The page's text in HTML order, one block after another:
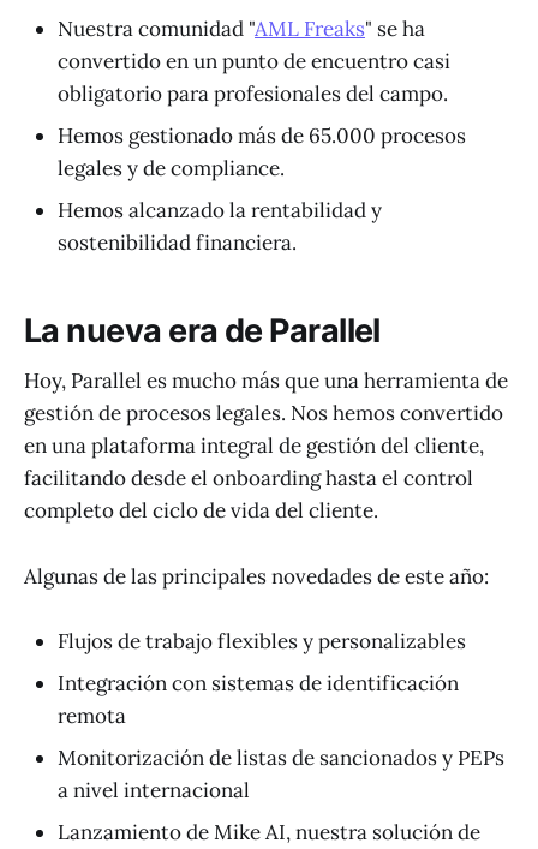
Nuestra comunidad "AML Freaks" se ha
convertido en un punto de encuentro casi
obligatorio para profesionales del campo.
Hemos gestionado más de 65.000 procesos
legales y de compliance.
Hemos alcanzado la rentabilidad y
sostenibilidad financiera.
La nueva era de Parallel
Hoy, Parallel es mucho más que una herramienta de
gestión de procesos legales. Nos hemos convertido
en una plataforma integral de gestión del cliente,
facilitando desde el onboarding hasta el control
completo del ciclo de vida del cliente.
Algunas de las principales novedades de este año:
Flujos de trabajo flexibles y personalizables
Integración con sistemas de identificación
remota
Monitorización de listas de sancionados y PEPs
a nivel internacional
Lanzamiento de Mike AI, nuestra solución de